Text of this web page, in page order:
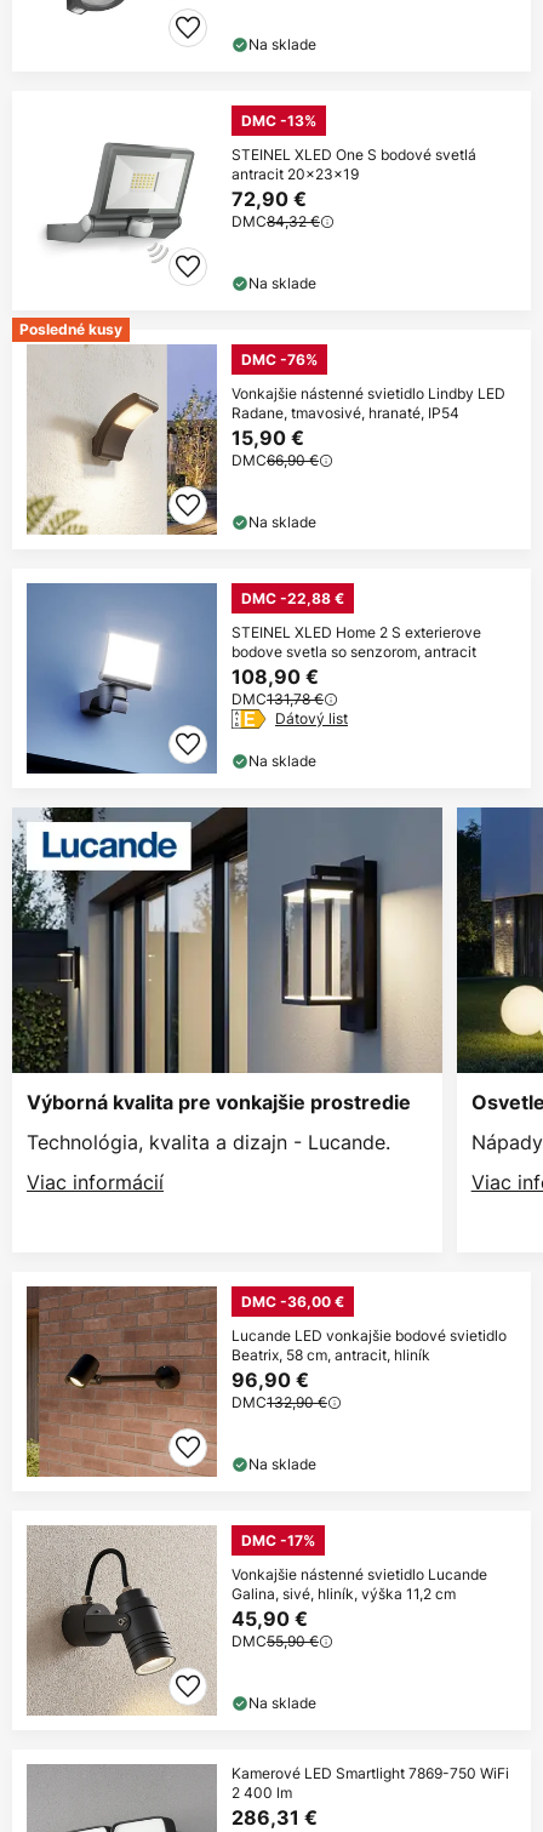
Na sklade
DMC -13%
STEINEL XLED One S bodové svetlá
antracit 20x23x19
72,90 €
DMC84,32 €
Na sklade
Posledné kusy
DMC -76%
Vonkajšie nástenné svietidlo Lindby LED
Radane, tmavosivé, hranaté, IP54
15,90 €
DMC66,90 €
Na sklade
DMC -22,88 €
STEINEL XLED Home 2 S exterierove
bodove svetla so senzorom, antracit
108,90 €
DMC131,78 €
Dátový list
Na sklade
Výborná kvalita pre vonkajšie prostredie
Technológia, kvalita a dizajn - Lucande.
Viac informácií
Viac
DMC -36,00 €
Lucande LED vonkajšie bodové svietidlo
Beatrix, 58 cm, antracit, hliník
96,90 €
DMC132,90 €
Na sklade
DMC -17%
Vonkajšie nástenné svietidlo Lucande
Galina, sivé, hliník, výška 11,2 cm
45,90 €
DMC55,90 €
Na sklade
Kamerové LED Smartlight 7869-750 WiFi
2 400 lm
286,31 €